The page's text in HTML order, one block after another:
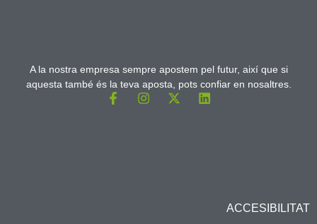
A la nostra empresa sempre apostem pel futur, així que si
aquesta també és la teva aposta, pots confiar en nosaltres.
ACCESIBILITAT